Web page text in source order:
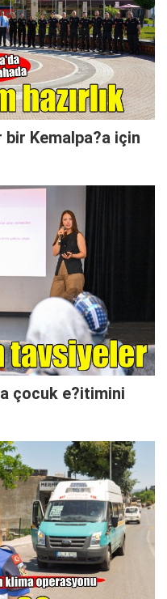
bir Kemalpa?a için
çocuk e?itimini